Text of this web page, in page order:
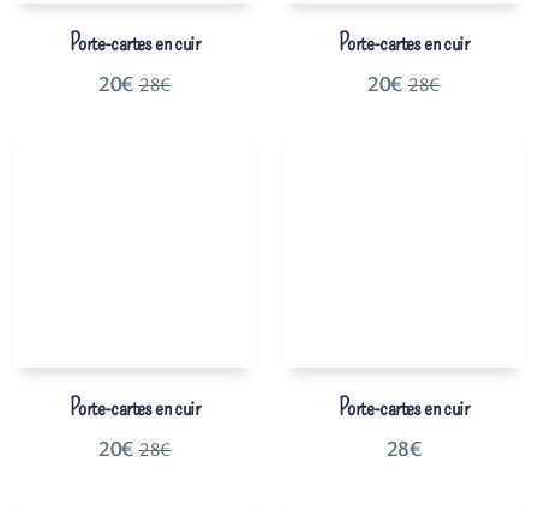
Porte-cartes en cuir
20€ 28€
Porte-cartes en cuir
20€ 28€
Porte-cartes en cuir
20€ 28€
Porte-cartes en cuir
28€